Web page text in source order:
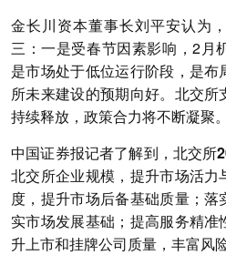
金长川资本董事长刘平安认为
三：一是受春节因素影响，2月
是市场处于低位运行阶段，是
所未来建设的预期向好。北交
持续释放，政策合力将不断凝聚。
中国证券报记者了解到， 北交所
北交所企业规模，提升市场活
度，提升市场后备基础质量；
实市场发展基础；提高服务精
升上市和挂牌公司质量，丰富风